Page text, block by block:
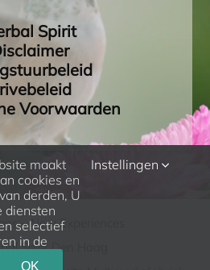
Spirit
Voorwaarden
– New Experiences
Spirit Den Haag
maakt
cookies en
derden, U
diensten
selectief
in de
Instellingen
OK